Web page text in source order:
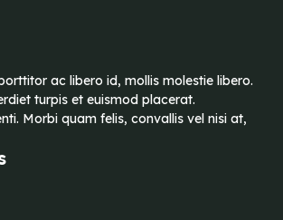
ac libero id, mollis molestie libero.
turpis et euismod placerat.
Morbi quam felis, convallis vel nisi at,